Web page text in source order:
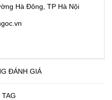
Hà Đông, TP Hà Nội
ĐÁNH GIÁ
TAG